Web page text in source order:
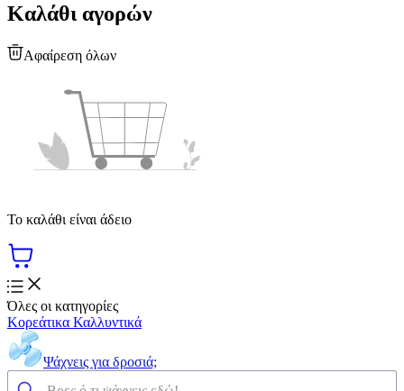
Καλάθι αγορών
Αφαίρεση όλων
Το καλάθι είναι άδειο
Όλες οι κατηγορίες
Κορεάτικα Καλλυντικά
Ψάχνεις για δροσιά;